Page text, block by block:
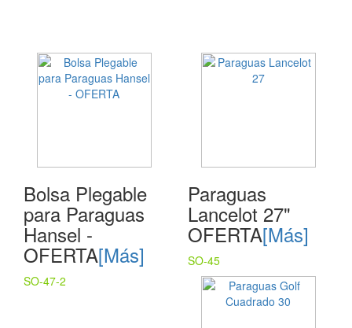
Bolsa Plegable
para Paraguas
Hansel -
OFERTA[Más]
SO-47-2
Paraguas
Lancelot 27"
OFERTA[Más]
SO-45